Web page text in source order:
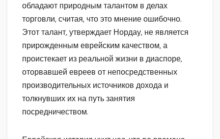
обладают природным талантом в делах
торговли, считая, что это мнение ошибочно.
Этот талант, утверждает Нордау, не является
прирожденным еврейским качеством, а
проистекает из реальной жизни в диаспоре,
оторвавшей евреев от непосредственных
производительных источников дохода и
толкнувших их на путь занятия
посредничеством.